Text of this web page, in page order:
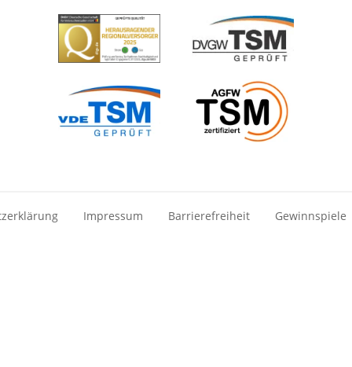
Impressum Barrierefreiheit Gewinnspiele